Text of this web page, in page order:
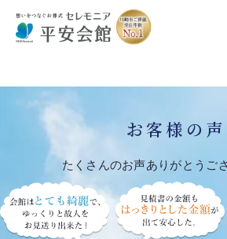
お客様の声
たくさんのお声ありがとうご